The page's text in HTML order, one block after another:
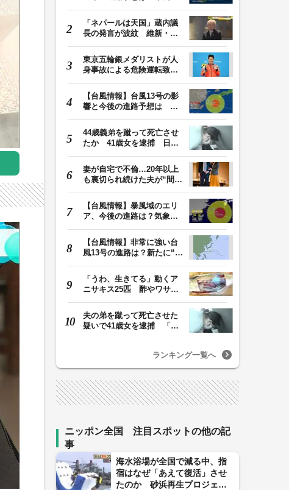
「ネパールは天国」蔵内議
長の発言が波紋 維新・吉
東京五輪銀メダリストが人
身事故による危険運転致傷
【台風情報】台風13号の影
響と今後の進路予想は 沖
44歳義弟を蹴って死亡させ
たか 41歳女を逮捕 日頃
妻が自宅で不倫…20年以上
も裏切られ続けた夫が“間
【台風情報】暴風域のエリ
ア、今後の進路は？気象予
【台風情報】非常に強い台
風13号の進路は？新たに“台
「うわ、生きてる」動くア
ニサキス25匹 酢やワサビ
夫の弟を蹴って死亡させた
疑いで41歳女を逮捕 「生
ランキング一覧へ
ニッポン全国 注目スポットの他の記
事
海水浴場が全国で減る中、指
宿はなぜ「あえて復活」させ
たのか 砂浜再生プロジェク